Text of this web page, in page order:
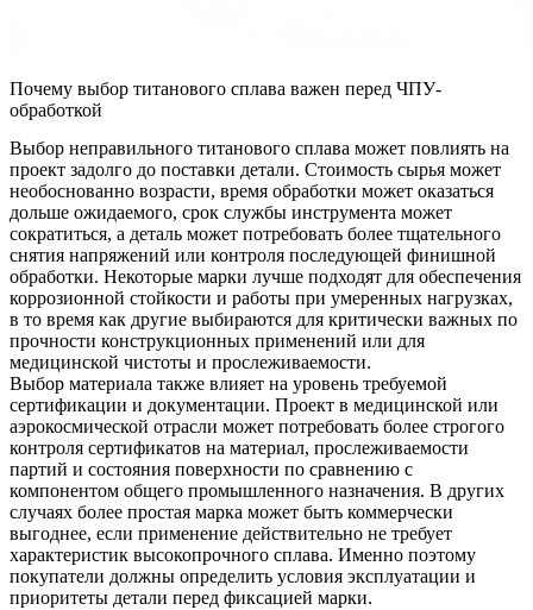
Почему выбор титанового сплава важен перед ЧПУ-
обработкой
Выбор неправильного титанового сплава может повлиять на
проект задолго до поставки детали. Стоимость сырья может
необоснованно возрасти, время обработки может оказаться
дольше ожидаемого, срок службы инструмента может
сократиться, а деталь может потребовать более тщательного
снятия напряжений или контроля последующей финишной
обработки. Некоторые марки лучше подходят для обеспечения
коррозионной стойкости и работы при умеренных нагрузках,
в то время как другие выбираются для критически важных по
прочности конструкционных применений или для
медицинской чистоты и прослеживаемости.
Выбор материала также влияет на уровень требуемой
сертификации и документации. Проект в медицинской или
аэрокосмической отрасли может потребовать более строгого
контроля сертификатов на материал, прослеживаемости
партий и состояния поверхности по сравнению с
компонентом общего промышленного назначения. В других
случаях более простая марка может быть коммерчески
выгоднее, если применение действительно не требует
характеристик высокопрочного сплава. Именно поэтому
покупатели должны определить условия эксплуатации и
приоритеты детали перед фиксацией марки.